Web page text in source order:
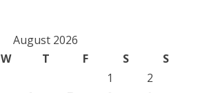
August 2026
W T F S
S
1
2